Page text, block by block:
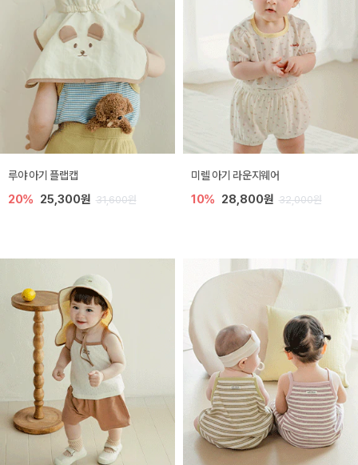
루야 아기 플랩캡
20% 25,300원 31,600원
미렐 아기 라운지웨어
10% 28,800원 32,000원